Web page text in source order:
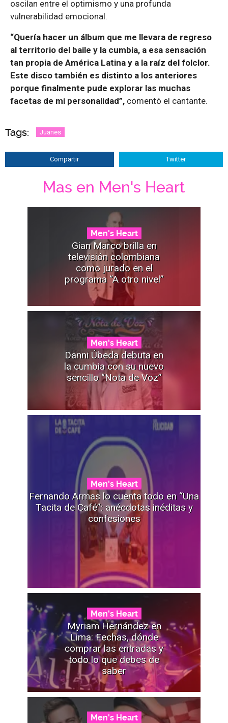
oscilan entre el optimismo y una profunda
vulnerabilidad emocional.
“Quería hacer un álbum que me llevara de regreso
al territorio del baile y la cumbia, a esa sensación
tan propia de América Latina y a la raíz del folclor.
Este disco también es distinto a los anteriores
porque finalmente pude explorar las muchas
facetas de mi personalidad”, comentó el cantante.
Tags: Juanes
Compartir Twitter
Mas en Men's Heart
Men's Heart
Gian Marco brilla en
televisión colombiana
como jurado en el
programa “A otro nivel”
Men's Heart
Danni Úbeda debuta en
la cumbia con su nuevo
sencillo “Nota de Voz”
Men's Heart
Fernando Armas lo cuenta todo en “Una
Tacita de Café”: anécdotas inéditas y
confesiones
Men's Heart
Myriam Hernández en
Lima: Fechas, dónde
comprar las entradas y
todo lo que debes de
saber
Men's Heart